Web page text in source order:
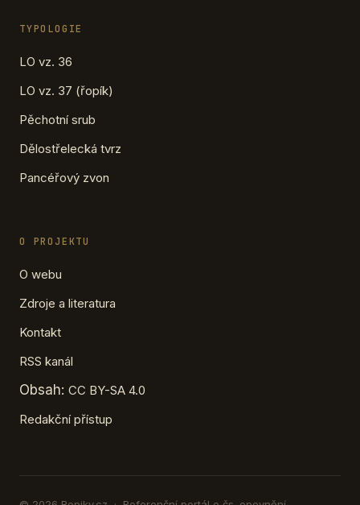
TYPOLOGIE
LO vz. 36
LO vz. 37 (řopík)
Pěchotní srub
Dělostřelecká tvrz
Pancéřový zvon
O PROJEKTU
O webu
Zdroje a literatura
Kontakt
RSS kanál
Obsah: CC BY-SA 4.0
Redakční přístup